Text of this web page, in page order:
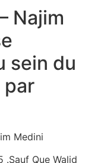
Najim
sein du
par
Medini
.Sauf Que Walid